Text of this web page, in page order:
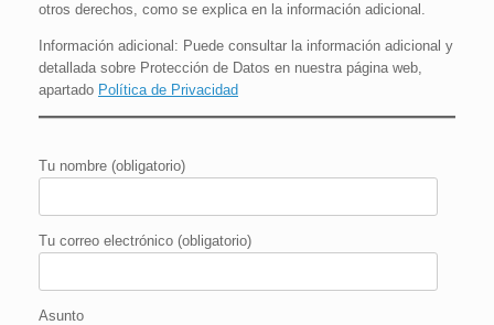
otros derechos, como se explica en la información adicional.
Información adicional: Puede consultar la información adicional y
detallada sobre Protección de Datos en nuestra página web,
apartado Política de Privacidad
Tu nombre (obligatorio)
Tu correo electrónico (obligatorio)
Asunto